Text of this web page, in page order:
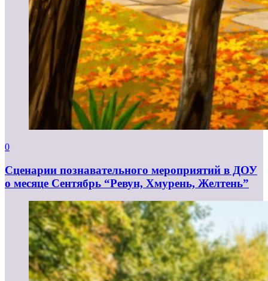
0
Сценарии познавательного мероприятий в ДОУ
о месяце Сентябрь “Ревун, Хмурень, Желтень”